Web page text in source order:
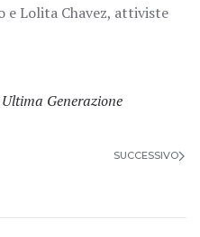
e Lolita Chavez, attiviste
Ultima Generazione
SUCCESSIVO